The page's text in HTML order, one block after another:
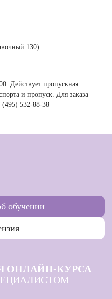
130)
Действует пропускная
и пропуск. Для заказа
(495) 532-88-38
обучении
ОНЛАЙН-КУРСА